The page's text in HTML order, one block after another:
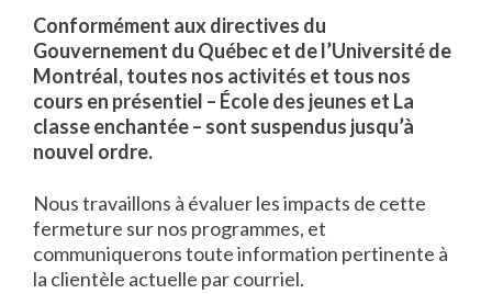
Conformément aux directives du
Gouvernement du Québec et de l’Université de
Montréal, toutes nos activités et tous nos
cours en présentiel – École des jeunes et La
classe enchantée – sont suspendus jusqu’à
nouvel ordre.
Nous travaillons à évaluer les impacts de cette
fermeture sur nos programmes, et
communiquerons toute information pertinente à
la clientèle actuelle par courriel.